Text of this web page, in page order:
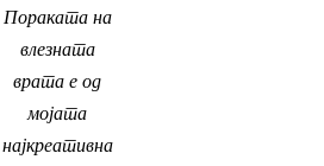
Пораката на
влезната
врата е од
мојата
најкреативна